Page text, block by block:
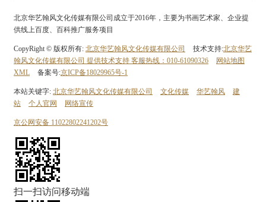
北京华艺翰风文化传媒有限公司成立于2016年，主要为书画艺术家、企业提
供线上百度、百科推广服务项目
CopyRight © 版权所有: 北京华艺翰风文化传媒有限公司 技术支持:北京华艺
翰风文化传媒有限公司 提供技术支持 客服热线：010-61090326
网站地图
XML
备案号:京ICP备18029965号-1
本站关键字: 北京华艺翰风文化传媒有限公司 文化传媒 华艺翰风
建
站
个人官网 网络宣传
京公网安备 11022802241202号
扫一扫访问移动端